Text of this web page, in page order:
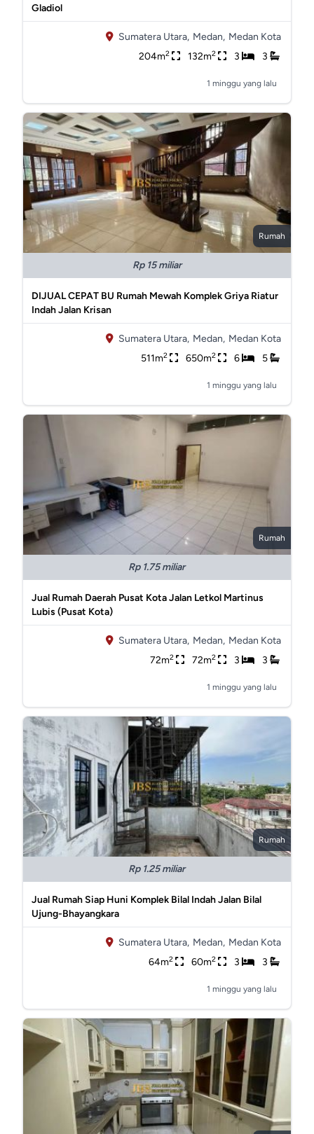
Gladiol
Sumatera Utara, Medan, Medan Kota
204m2 132m2 3 3
1 minggu yang lalu
Rumah
Rp 15 miliar
DIJUAL CEPAT BU Rumah Mewah Komplek Griya Riatur
Indah Jalan Krisan
Sumatera Utara, Medan, Medan Kota
511m2 650m2 6 5
1 minggu yang lalu
Rumah
Rp 1.75 miliar
Jual Rumah Daerah Pusat Kota Jalan Letkol Martinus
Lubis (Pusat Kota)
Sumatera Utara, Medan, Medan Kota
72m2 72m2 3 3
1 minggu yang lalu
Rumah
Rp 1.25 miliar
Jual Rumah Siap Huni Komplek Bilal Indah Jalan Bilal
Ujung-Bhayangkara
Sumatera Utara, Medan, Medan Kota
64m2 60m2 3 3
1 minggu yang lalu